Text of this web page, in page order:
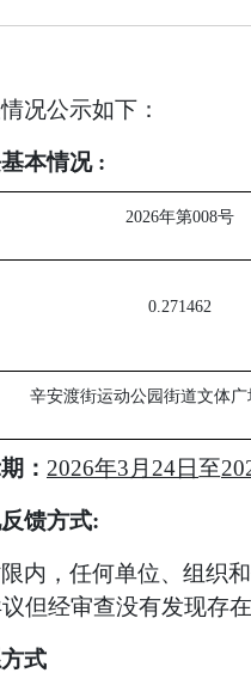
况公示如下：
本情况:
2026年第008号
0.271462
辛安渡街运动公园街道文体广
： 2026年3 月 24日至20
馈方式:
内，任何单位、组织
但经审查没有发现存
式